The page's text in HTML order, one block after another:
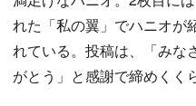
れた「私の翼」でハニオが
れている。投稿は、「みな
がとう」と感謝で締めくく